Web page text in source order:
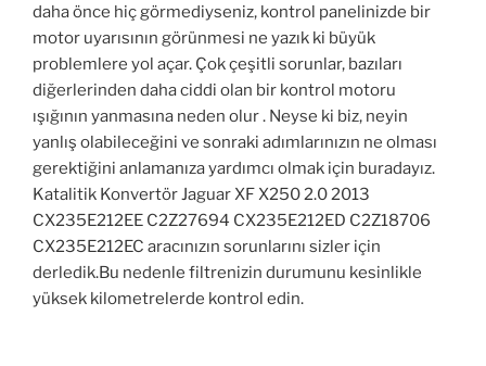
daha önce hiç görmediyseniz, kontrol panelinizde bir
motor uyarısının görünmesi ne yazık ki büyük
problemlere yol açar. Çok çeşitli sorunlar, bazıları
diğerlerinden daha ciddi olan bir kontrol motoru
ışığının yanmasına neden olur . Neyse ki biz, neyin
yanlış olabileceğini ve sonraki adımlarınızın ne olması
gerektiğini anlamanıza yardımcı olmak için buradayız.
Katalitik Konvertör Jaguar XF X250 2.0 2013
CX235E212EE C2Z27694 CX235E212ED C2Z18706
CX235E212EC aracınızın sorunlarını sizler için
derledik.Bu nedenle filtrenizin durumunu kesinlikle
yüksek kilometrelerde kontrol edin.